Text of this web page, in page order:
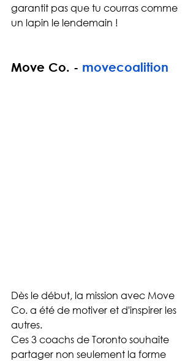
garantit pas que tu courras comme
un lapin le lendemain !
Move Co. - movecoalition
Dès le début, la mission avec Move
Co. a été de motiver et d'inspirer les
autres.
Ces 3 coachs de Toronto souhaite
partager non seulement la forme